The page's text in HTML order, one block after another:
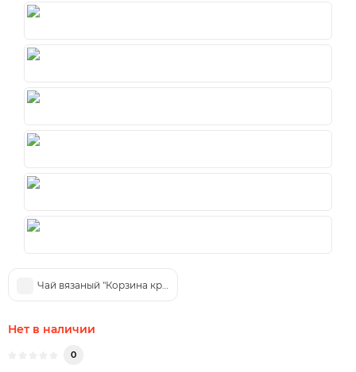
Чай вязаный "Корзина красок" цветочная жемчужина 8г
Нет в наличии
0